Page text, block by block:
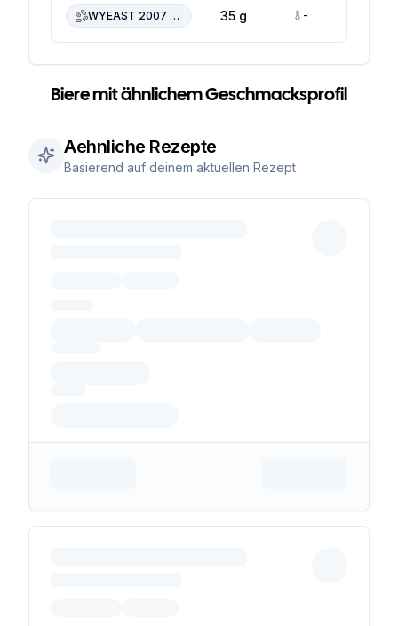
WYEAST 2007 Pilsen Lager 35 g -
Biere mit ähnlichem Geschmacksprofil
Aehnliche Rezepte
Basierend auf deinem aktuellen Rezept